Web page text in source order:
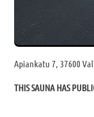
Apiankatu 7, 37600
THIS SAUNA HAS